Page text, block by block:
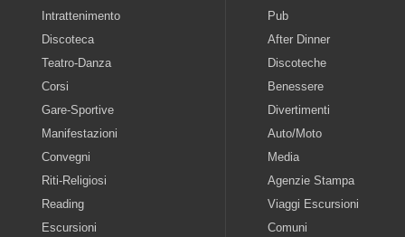
Intrattenimento
Discoteca
Teatro-Danza
Corsi
Gare-Sportive
Manifestazioni
Convegni
Riti-Religiosi
Reading
Escursioni
Pub
After Dinner
Discoteche
Benessere
Divertimenti
Auto/Moto
Media
Agenzie Stampa
Viaggi Escursioni
Comuni